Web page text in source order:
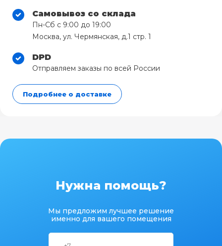
Самовывоз со склада
Пн-Сб с 9:00 до 19:00
Москва, ул. Чермянская, д.1 стр. 1
DPD
Отправляем заказы по всей России
Подробнее о доставке
Нужна помощь?
Мы предложим лучшее решение
именно для вашего помещения